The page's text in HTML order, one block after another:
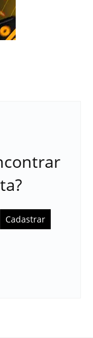
Cadastrar